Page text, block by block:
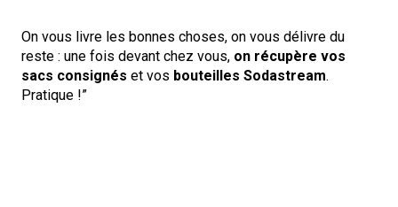
On vous livre les bonnes choses, on vous délivre du
reste : une fois devant chez vous, on récupère vos
sacs consignés et vos bouteilles Sodastream.
Pratique !”